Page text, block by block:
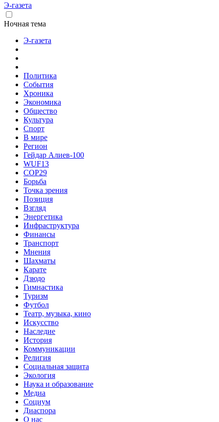
Э-газета
Ночная тема
Э-газета
Политика
События
Хроника
Экономика
Общество
Культура
Спорт
В мире
Регион
Гейдар Алиев-100
WUF13
COP29
Борьба
Точка зрения
Позиция
Взгляд
Энергетика
Инфраструктура
Финансы
Транспорт
Мнения
Шахматы
Карате
Дзюдо
Гимнастика
Туризм
Футбол
Театр, музыка, кино
Искусство
Наследие
История
Коммуникации
Религия
Социальная защита
Экология
Наука и образование
Медиа
Социум
Диаспора
О нас